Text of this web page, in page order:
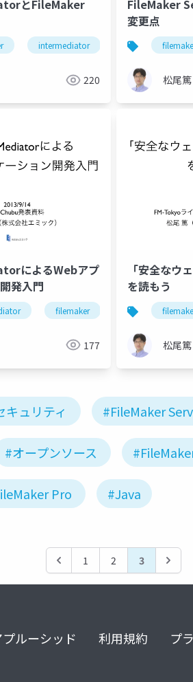
とFileMaker
intermediator
220
FileMaker
変更点
松尾篤
によるWebアプ
発入門
filemaker
177
「安全なウ
を読もう
松尾篤
キュリティ #FileMaker
#オープンソース
Pro #Java
1 2 3
ルーシッド 利用規約 プ